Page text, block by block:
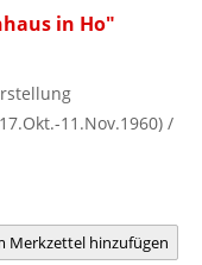
in Ho"
11.Nov.1960) /
Merkzettel hinzufügen